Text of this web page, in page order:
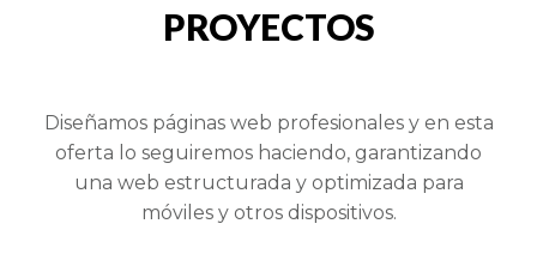
PROYECTOS
Diseñamos páginas web profesionales y en esta
oferta lo seguiremos haciendo, garantizando
una web estructurada y optimizada para
móviles y otros dispositivos.